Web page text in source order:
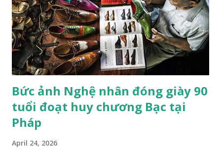
nay. Sau chừng ấy năm phát triển của nhiếp ảnh, khi mọi thứ
thay đổi, thì còn điều gì đó vẫn còn nguyên không? Hay nói
cách khác: khi việc tạo ra hình ảnh ngày càng dễ dàng hơn,
điều gì vẫn còn làm cho nhiếp ảnh trở nên có ý nghĩa?
Nicéphor...
Bức ảnh Nghệ nhân đóng giày 90
tuổi đoạt huy chương Bạc tại
Pháp
April 24, 2026